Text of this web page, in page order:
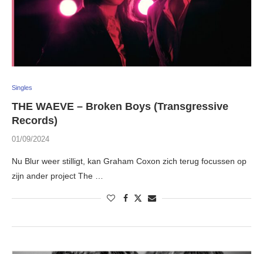
Singles
THE WAEVE – Broken Boys (Transgressive
Records)
01/09/2024
Nu Blur weer stilligt, kan Graham Coxon zich terug focussen op
zijn ander project The …